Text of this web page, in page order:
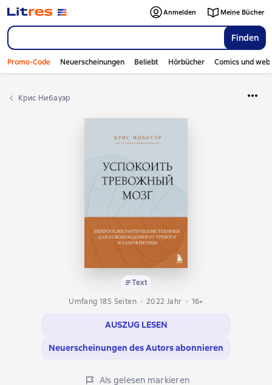
Finden
Anmelden Meine Bücher
Promo-Code Neuerscheinungen Beliebt Hörbücher Comics und
Крис Нибауэр
Text
Umfang 185 Seiten
2022 Jahr 16+
AUSZUG LESEN
Neuerscheinungen des Autors abonnieren
Als gelesen markieren